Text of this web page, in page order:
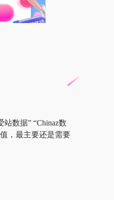
数据” “Chinaz数
，最主要还是需要